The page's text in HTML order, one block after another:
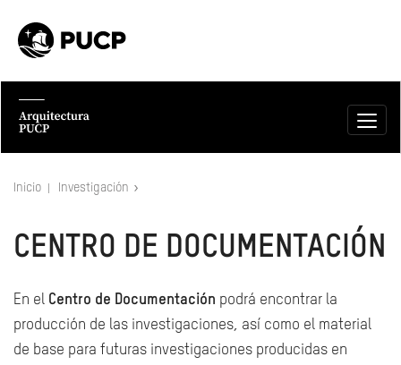
Inicio Investigación
CENTRO DE DOCUMENTACIÓN
En el Centro de Documentación podrá encontrar la
producción de las investigaciones, así como el material
de base para futuras investigaciones producidas en